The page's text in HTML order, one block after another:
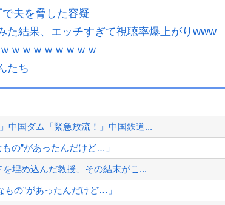
夫を脅した容疑
た結果、エッチすぎて視聴率爆上がりwww
ｗｗｗｗｗｗｗｗ
たち
中国ダム「緊急放流！」中国鉄道...
の”があったんだけど…」
埋め込んだ教授、その結末がこ...
もの”があったんだけど…」